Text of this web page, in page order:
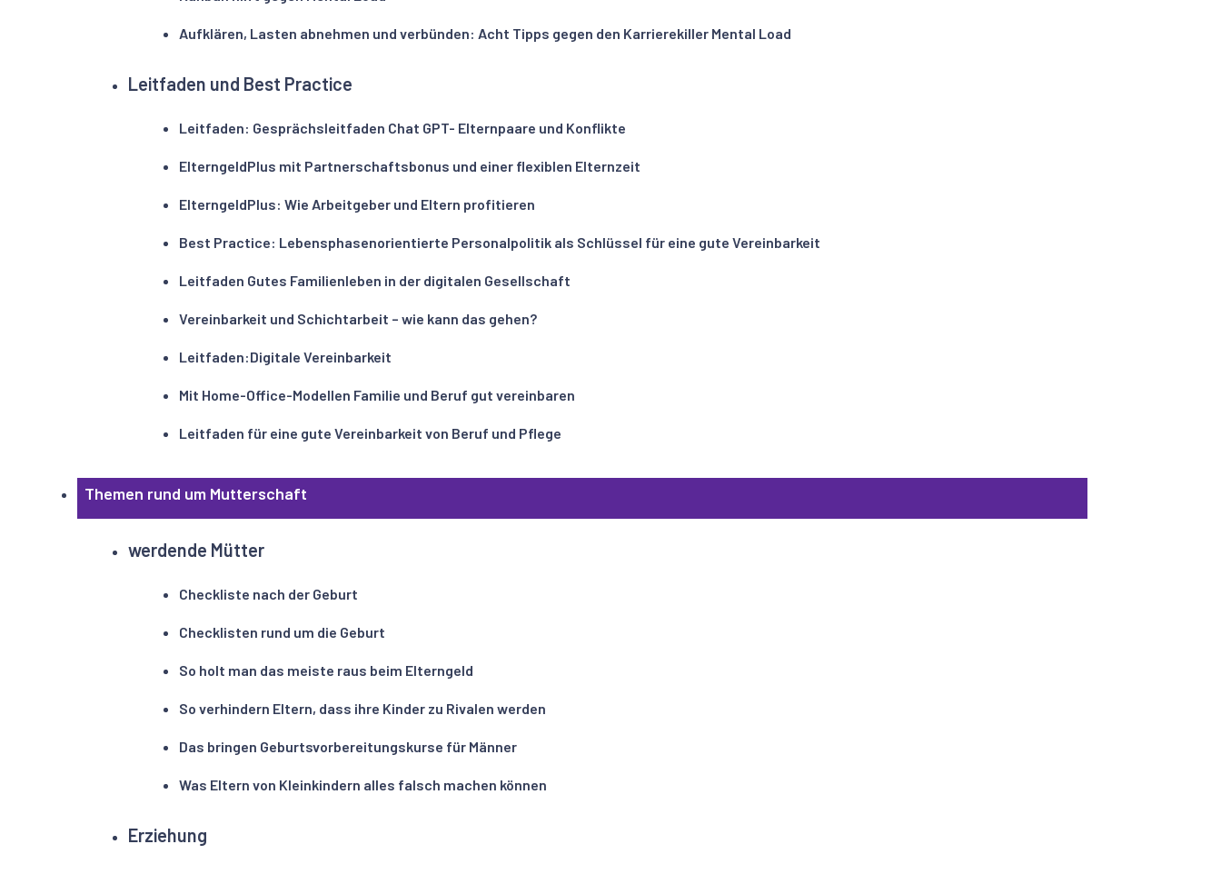
Aufklären, Lasten abnehmen und verbünden: Acht Tipps gegen den Karrierekiller Mental Load
Leitfaden und Best Practice
Leitfaden: Gesprächsleitfaden Chat GPT- Elternpaare und Konflikte
ElterngeldPlus mit Partnerschaftsbonus und einer flexiblen Elternzeit
ElterngeldPlus: Wie Arbeitgeber und Eltern profitieren
Best Practice: Lebensphasenorientierte Personalpolitik als Schlüssel für eine gute Vereinbarkeit
Leitfaden Gutes Familienleben in der digitalen Gesellschaft
Vereinbarkeit und Schichtarbeit – wie kann das gehen?
Leitfaden:Digitale Vereinbarkeit
Mit Home-Office-Modellen Familie und Beruf gut vereinbaren
Leitfaden für eine gute Vereinbarkeit von Beruf und Pflege
Themen rund um Mutterschaft
werdende Mütter
Checkliste nach der Geburt
Checklisten rund um die Geburt
So holt man das meiste raus beim Elterngeld
So verhindern Eltern, dass ihre Kinder zu Rivalen werden
Das bringen Geburtsvorbereitungskurse für Männer
Was Eltern von Kleinkindern alles falsch machen können
Erziehung